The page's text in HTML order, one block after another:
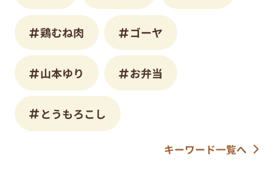
鶏むね肉 ゴーヤ
山本ゆり お弁当
とうもろこし
キーワード一覧へ